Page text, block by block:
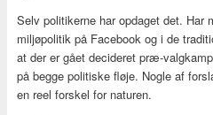
Selv politikerne har opdaget det. Har
miljøpolitik på Facebook og i de
at der er gået decideret præ-
på begge politiske fløje. Nogle af
en reel forskel for naturen.